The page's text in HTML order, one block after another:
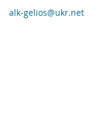
alk-gelios@ukr.net